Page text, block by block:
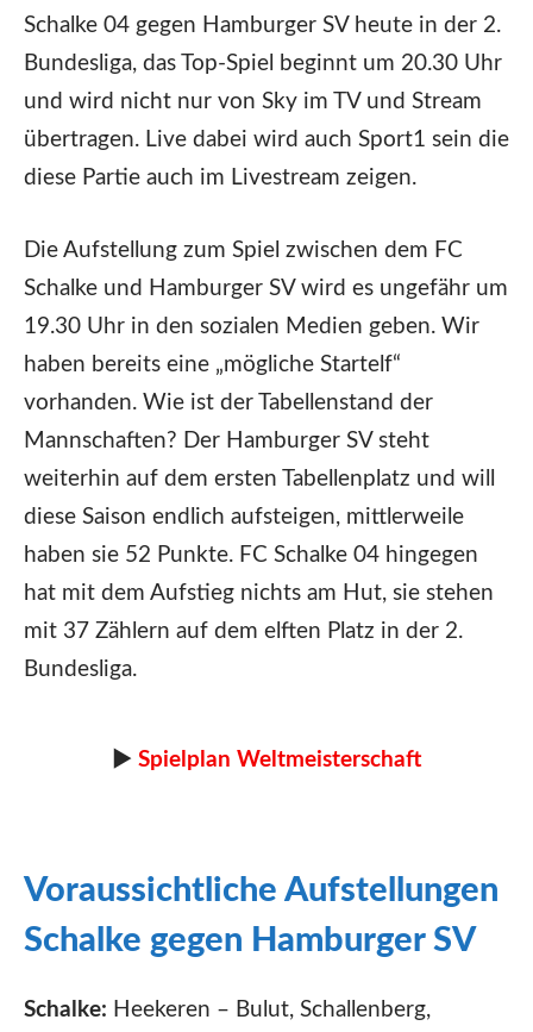
Schalke 04 gegen Hamburger SV heute in der 2.
Bundesliga, das Top-Spiel beginnt um 20.30 Uhr
und wird nicht nur von Sky im TV und Stream
übertragen. Live dabei wird auch Sport1 sein die
diese Partie auch im Livestream zeigen.
Die Aufstellung zum Spiel zwischen dem FC
Schalke und Hamburger SV wird es ungefähr um
19.30 Uhr in den sozialen Medien geben. Wir
haben bereits eine „mögliche Startelf“
vorhanden. Wie ist der Tabellenstand der
Mannschaften? Der Hamburger SV steht
weiterhin auf dem ersten Tabellenplatz und will
diese Saison endlich aufsteigen, mittlerweile
haben sie 52 Punkte. FC Schalke 04 hingegen
hat mit dem Aufstieg nichts am Hut, sie stehen
mit 37 Zählern auf dem elften Platz in der 2.
Bundesliga.
► Spielplan Weltmeisterschaft
Voraussichtliche Aufstellungen
Schalke gegen Hamburger SV
Schalke: Heekeren – Bulut, Schallenberg,